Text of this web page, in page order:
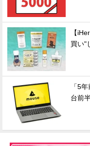
【
買い"
「5
台前